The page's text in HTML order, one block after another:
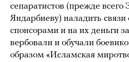
сепаратистов (прежде всего
Яндарбиеву) наладить
спонсорами и на их деньги
вербовали и обучали
образом «Исламская